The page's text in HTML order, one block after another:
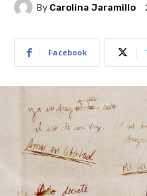
By Carolina Jaramillo
Facebook